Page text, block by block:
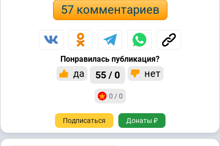
57 комментариев
Понравилась публикация?
да 55 / 0 нет
0 / 0
Подписаться Донаты ₽